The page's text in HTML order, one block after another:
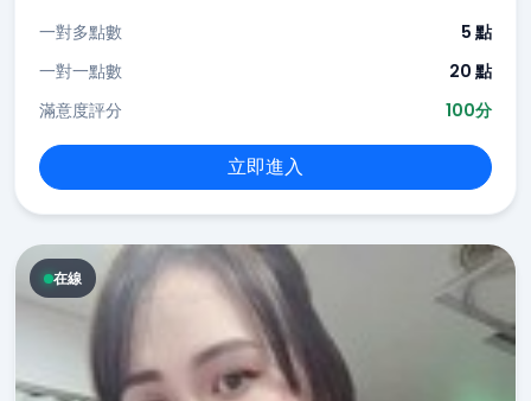
一對多點數
5 點
一對一點數
20 點
滿意度評分
100分
立即進入
在線